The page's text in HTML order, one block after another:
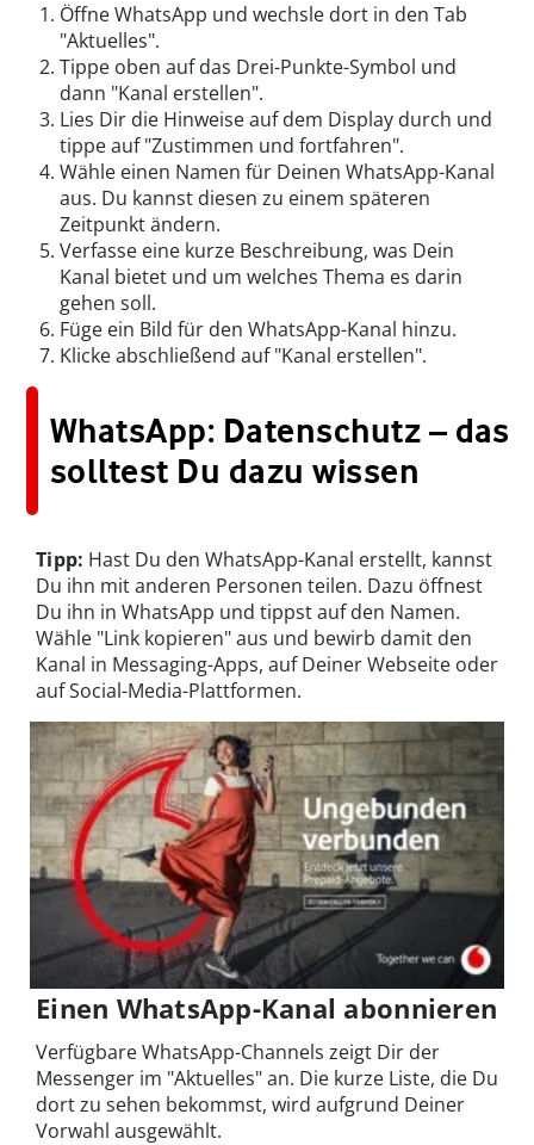
Öffne WhatsApp und wechsle dort in den Tab
"Aktuelles".
Tippe oben auf das Drei-Punkte-Symbol und
dann "Kanal erstellen".
Lies Dir die Hinweise auf dem Display durch und
tippe auf "Zustimmen und fortfahren".
Wähle einen Namen für Deinen WhatsApp-Kanal
aus. Du kannst diesen zu einem späteren
Zeitpunkt ändern.
Verfasse eine kurze Beschreibung, was Dein
Kanal bietet und um welches Thema es darin
gehen soll.
Füge ein Bild für den WhatsApp-Kanal hinzu.
Klicke abschließend auf "Kanal erstellen".
WhatsApp: Datenschutz – das
solltest Du dazu wissen
Tipp: Hast Du den WhatsApp-Kanal erstellt, kannst
Du ihn mit anderen Personen teilen. Dazu öffnest
Du ihn in WhatsApp und tippst auf den Namen.
Wähle "Link kopieren" aus und bewirb damit den
Kanal in Messaging-Apps, auf Deiner Webseite oder
auf Social-Media-Plattformen.
Einen WhatsApp-Kanal abonnieren
Verfügbare WhatsApp-Channels zeigt Dir der
Messenger im "Aktuelles" an. Die kurze Liste, die Du
dort zu sehen bekommst, wird aufgrund Deiner
Vorwahl ausgewählt.